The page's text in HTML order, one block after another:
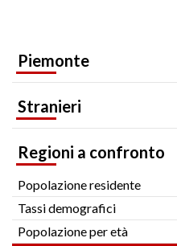
Piemonte
Stranieri
Regioni a confronto
Popolazione residente
Tassi demografici
Popolazione per età